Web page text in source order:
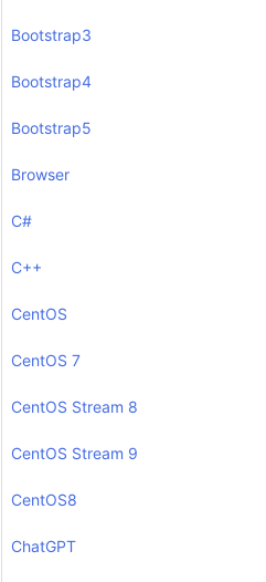
Bootstrap3
Bootstrap4
Bootstrap5
Browser
C#
C++
CentOS
CentOS 7
CentOS Stream 8
CentOS Stream 9
CentOS8
ChatGPT